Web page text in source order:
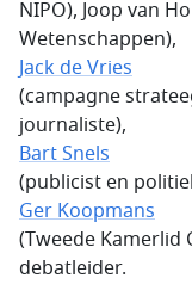
NIPO), Joop van
Wetenschappen),
Jack de Vries
(campagne
journaliste),
Bart Snels
(publicist en
Ger Koopmans
(Tweede Kamerlid
debatleider.